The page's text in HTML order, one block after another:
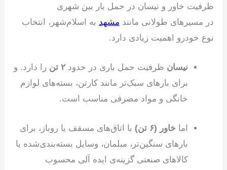
ظرفیت خاور و نیسان در حمل بار بین شهری
در مسیرهای طولانی مانند مشهد به اسلام‌شهر، انتخاب
نوع خودرو اهمیت زیادی دارد.
نیسان ظرفیت حمل باری در حدود۲ تن
را دارد. و
برای بارهای سبک‌تر مانند کارتن، بسته‌های لوازم
خانگی و مواد مصرفی مناسب است.
اما خاور (۶ تن)
با اتاق‌های مسقف یا روباز، برای
بارهای سنگین‌تر، مبلمان، وسایل بسته‌بندی‌شده یا
کالاهای صنعتی گزینه‌ی ایده آلی محسوب